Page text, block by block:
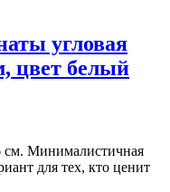
угловая
цвет белый
см. Минималистичная
для тех, кто ценит